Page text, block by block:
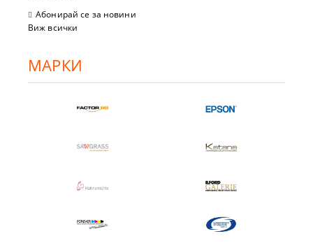
Абонирай се за новини
Виж всички
МАРКИ